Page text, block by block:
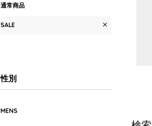
通常商品
SALE
性別
MENS